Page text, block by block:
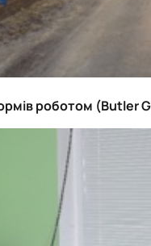
роботом (Butler